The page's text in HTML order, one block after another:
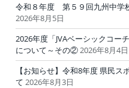
令和８年度 第５９回九州中学
2026年8月5日
2026年度「JVAベーシックコー
について～その②2026年8月4日
【お知らせ】令和8年度 県民
て 2026年8月3日